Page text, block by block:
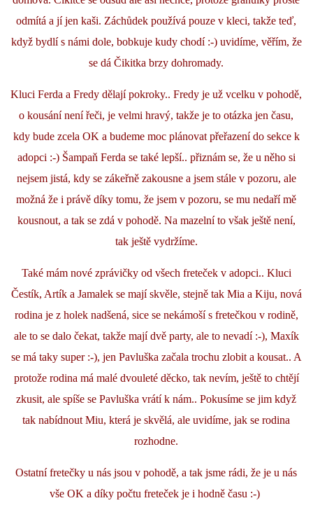
odmítá a jí jen kaši. Záchůdek používá pouze v kleci, takže teď,
když bydlí s námi dole, bobkuje kudy chodí :-) uvidíme, věřím, že
se dá Čikitka brzy dohromady.
Kluci Ferda a Fredy dělají pokroky.. Fredy je už vcelku v pohodě,
o kousání není řeči, je velmi hravý, takže je to otázka jen času,
kdy bude zcela OK a budeme moc plánovat přeřazení do sekce k
adopci :-) Šampaň Ferda se také lepší.. přiznám se, že u něho si
nejsem jistá, kdy se zákeřně zakousne a jsem stále v pozoru, ale
možná že i právě díky tomu, že jsem v pozoru, se mu nedaří mě
kousnout, a tak se zdá v pohodě. Na mazelní to však ještě není,
tak ještě vydržíme.
Také mám nové zprávičky od všech freteček v adopci.. Kluci
Čestík, Artík a Jamalek se mají skvěle, stejně tak Mia a Kiju, nová
rodina je z holek nadšená, sice se nekámoší s fretečkou v rodině,
ale to se dalo čekat, takže mají dvě party, ale to nevadí :-), Maxík
se má taky super :-), jen Pavluška začala trochu zlobit a kousat.. A
protože rodina má malé dvouleté děcko, tak nevím, ještě to chtějí
zkusit, ale spíše se Pavluška vrátí k nám.. Pokusíme se jim když
tak nabídnout Miu, která je skvělá, ale uvidíme, jak se rodina
rozhodne.
Ostatní fretečky u nás jsou v pohodě, a tak jsme rádi, že je u nás
vše OK a díky počtu freteček je i hodně času :-)